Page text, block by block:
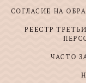
СОГЛАСИЕ НА
РЕЕСТР
ЧАСТО